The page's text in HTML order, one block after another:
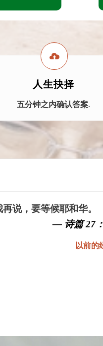
人生抉择
五分钟之内确认答案.
说，要等候耶和华。
— 诗篇 27
以前的